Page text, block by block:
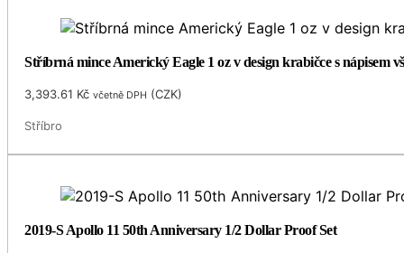
Stříbrná mince Americký Eagle 1 oz v design krabičce s nápisem
3,393.61 Kč včetně DPH (CZK)
Stříbro
2019-S Apollo 11 50th Anniversary 1/2 Dollar Proof Set